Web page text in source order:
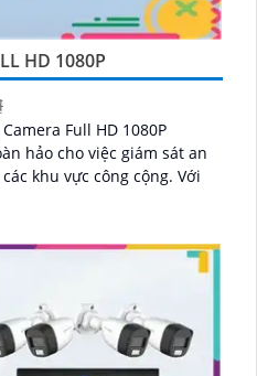
HD 1080P
Full HD 1080P
hảo cho việc giám sát an
khu vực công cộng. Với